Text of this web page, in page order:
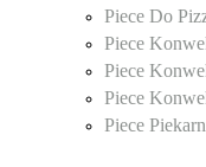
Piece Do
Piece
Piece
Piece
Piece